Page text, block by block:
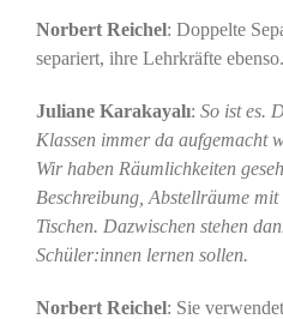
Norbert Reichel: Doppelte
separiert, ihre Lehrkräfte ebenso.
Juliane Karakayalı: So ist es.
Klassen immer da aufgemacht
Wir haben Räumlichkeiten
Beschreibung, Abstellräume
Tischen. Dazwischen stehen
Schüler:innen lernen sollen.
Norbert Reichel: Sie